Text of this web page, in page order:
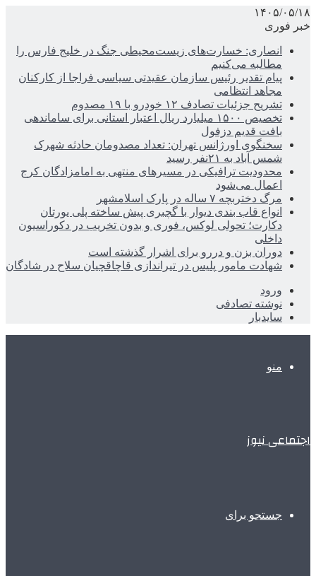
۱۴۰۵/۰۵/۱۸
خبر فوری
انصاری: خسارت‌های زیست‌محیطی جنگ در خلیج فارس را
مطالبه‌ می‌کنیم
پیام تقدیر رئیس سازمان عقیدتی سیاسی فراجا از کارکنان
مجاهد انتظامی
تشریح جزئیات تصادف ۱۲ خودرو با ۱۹ مصدوم
تخصیص ۱۵۰۰ میلیارد ریال اعتبار استانی برای ساماندهی
بافت قدیم دزفول
سخنگوی اورژانس تهران: تعداد مصدومان حادثه شهرک
شمس آباد به ۲۱نفر رسید
محدودیت ترافیکی در مسیرهای منتهی به امامزادگان کرج
اعمال می‌شود
مرگ دختربچه ۷ ساله در پارک اسلامشهر
انواع قاب بندی دیوار با گچبری پیش ساخته پلی یورتان
دکارت؛ تحولی لوکس، فوری و بدون تخریب در دکوراسیون
داخلی
دوران بزن و دررو برای اشرار گذشته است
شهادت مامور پلیس در تیراندازی قاچاقچیان سلاح در شادگان
ورود
نوشته تصادفی
سایدبار
منو
اجتماعی نیوز
جستجو برای